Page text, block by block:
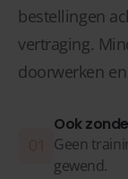
bestellingen
vertraging.
doorwerken
Ook
Geen
gewend.